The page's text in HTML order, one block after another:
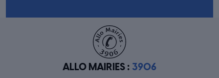
ALLO MAIRIES : 3906